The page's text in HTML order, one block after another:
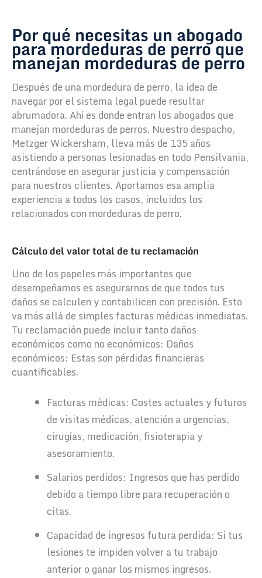
Por qué necesitas un abogado
para mordeduras de perro que
manejan mordeduras de perro
Después de una mordedura de perro, la idea de
navegar por el sistema legal puede resultar
abrumadora. Ahí es donde entran los abogados que
manejan mordeduras de perros. Nuestro despacho,
Metzger Wickersham, lleva más de 135 años
asistiendo a personas lesionadas en todo Pensilvania,
centrándose en asegurar justicia y compensación
para nuestros clientes. Aportamos esa amplia
experiencia a todos los casos, incluidos los
relacionados con mordeduras de perro.
Cálculo del valor total de tu reclamación
Uno de los papeles más importantes que
desempeñamos es asegurarnos de que todos tus
daños se calculen y contabilicen con precisión. Esto
va más allá de simples facturas médicas inmediatas.
Tu reclamación puede incluir tanto daños
económicos como no económicos: Daños
económicos: Estas son pérdidas financieras
cuantificables.
Facturas médicas: Costes actuales y futuros
de visitas médicas, atención a urgencias,
cirugías, medicación, fisioterapia y
asesoramiento.
Salarios perdidos: Ingresos que has perdido
debido a tiempo libre para recuperación o
citas.
Capacidad de ingresos futura perdida: Si tus
lesiones te impiden volver a tu trabajo
anterior o ganar los mismos ingresos.